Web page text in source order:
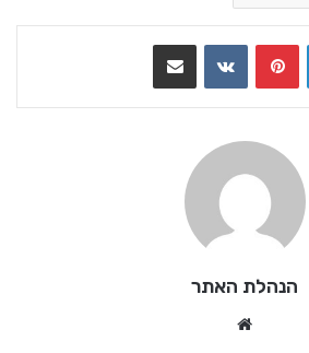
LinkedIn
Pinterest
VKontakteשתף בדואר אלקטרוני
הנהלת האתר